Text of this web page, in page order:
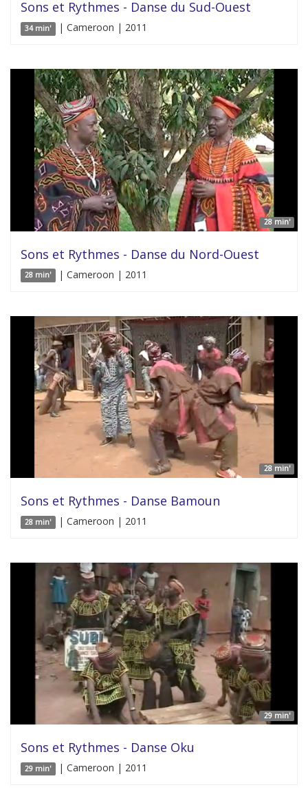
Sons et Rythmes - Danse du Sud-Ouest
34 min' | Cameroon | 2011
28 min'
Sons et Rythmes - Danse du Nord-Ouest
28 min' | Cameroon | 2011
28 min'
Sons et Rythmes - Danse Bamoun
28 min' | Cameroon | 2011
29 min'
Sons et Rythmes - Danse Oku
29 min' | Cameroon | 2011